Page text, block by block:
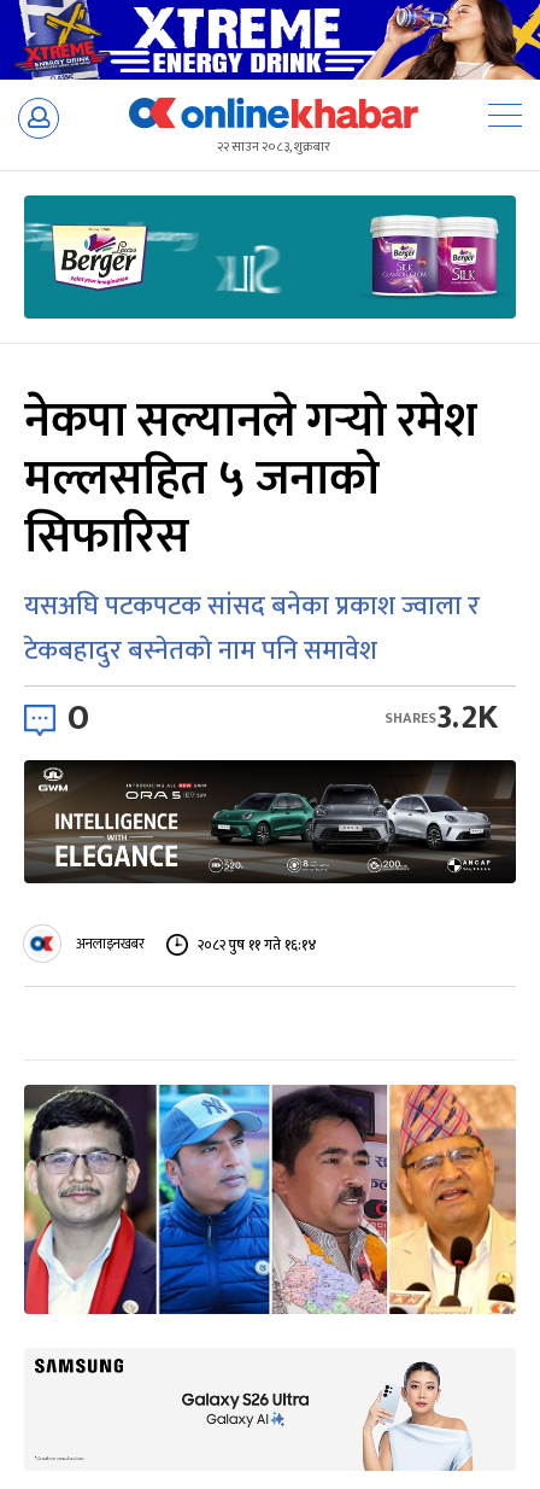
Skip
२२ साउन २०८३, शुक्रबार
नेकपा सल्यानले गर्‍यो रमेश
मल्लसहित ५ जनाको
सिफारिस
यसअघि पटकपटक सांसद बनेका प्रकाश ज्वाला र
टेकबहादुर बस्नेतकाे नाम पनि समावेश
0 3.2K
SHARES
अनलाइनखबर २०८२ पुष ११ गते १६:१४